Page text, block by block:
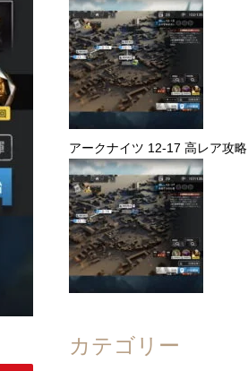
アークナイツ 12-17 高レア攻略
カテゴリー